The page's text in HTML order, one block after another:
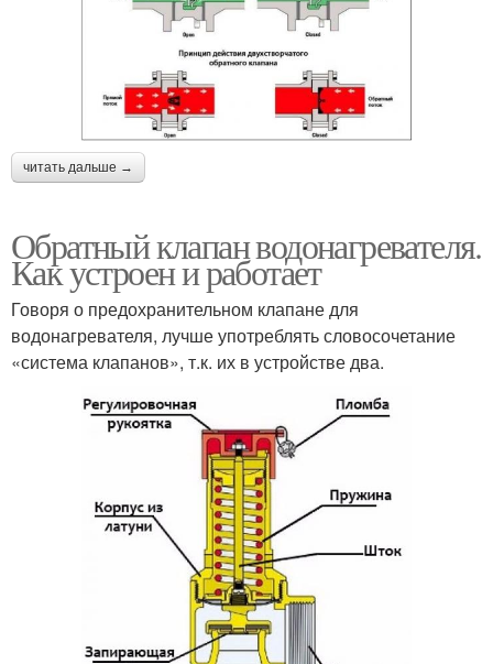
читать дальше →
Обратный клапан водонагревателя.
Как устроен и работает
Говоря о предохранительном клапане для
водонагревателя, лучше употреблять словосочетание
«система клапанов», т.к. их в устройстве два.